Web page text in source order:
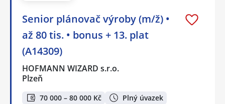
Senior plánovač výroby (m/ž) •
až 80 tis. • bonus + 13. plat
(A14309)
HOFMANN WIZARD s.r.o.
Plzeň
70 000 – 80 000 Kč Plný úvazek